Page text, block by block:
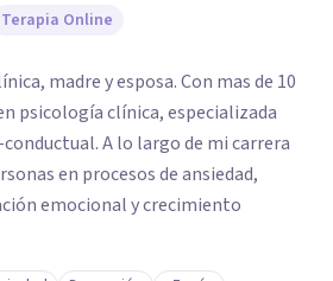
Terapia Online
madre y esposa. Con mas de 10
psicología clínica, especializada
A lo largo de mi carrera
en procesos de ansiedad,
emocional y crecimiento